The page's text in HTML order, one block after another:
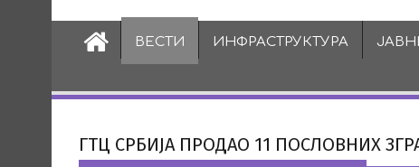
ВЕСТИ ИНФРАСТРУКТУРА
ГТЦ СРБИЈА ПРОДАО 11 ПОСЛОВНИХ